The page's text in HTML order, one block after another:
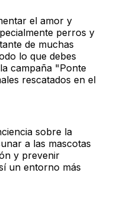
el amor y
perros y
de muchas
lo que debes
campaña "Ponte
rescatados en el
sobre la
a las mascotas
y prevenir
un entorno más